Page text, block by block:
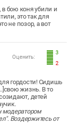
в бою коня убили и
это так для
не позор, а вот
3
2
Оценить:
гордости! Сидишь
жизнь. В то
детей
модератором
Воздержитесь от